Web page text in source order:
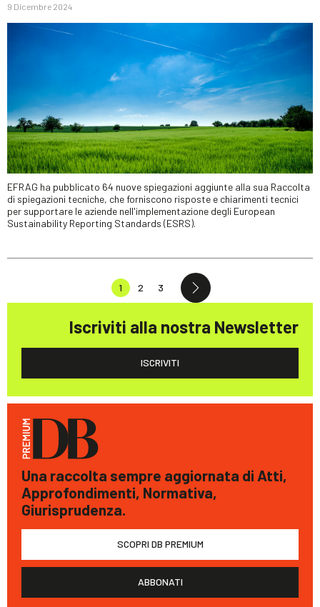
9 Dicembre 2024
EFRAG ha pubblicato 64 nuove spiegazioni aggiunte alla sua Raccolta
di spiegazioni tecniche, che forniscono risposte e chiarimenti tecnici
per supportare le aziende nell'implementazione degli European
Sustainability Reporting Standards (ESRS).
1 2 3
Iscriviti alla nostra Newsletter
ISCRIVITI
Una raccolta sempre aggiornata di Atti,
Approfondimenti, Normativa,
Giurisprudenza.
SCOPRI DB PREMIUM
ABBONATI